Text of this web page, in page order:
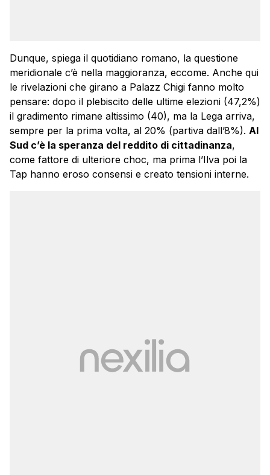
Dunque, spiega il quotidiano romano, la questione
meridionale c’è nella maggioranza, eccome. Anche qui
le rivelazioni che girano a Palazz Chigi fanno molto
pensare: dopo il plebiscito delle ultime elezioni (47,2%)
il gradimento rimane altissimo (40), ma la Lega arriva,
sempre per la prima volta, al 20% (partiva dall’8%). Al
Sud c’è la speranza del reddito di cittadinanza,
come fattore di ulteriore choc, ma prima l’Ilva poi la
Tap hanno eroso consensi e creato tensioni interne.